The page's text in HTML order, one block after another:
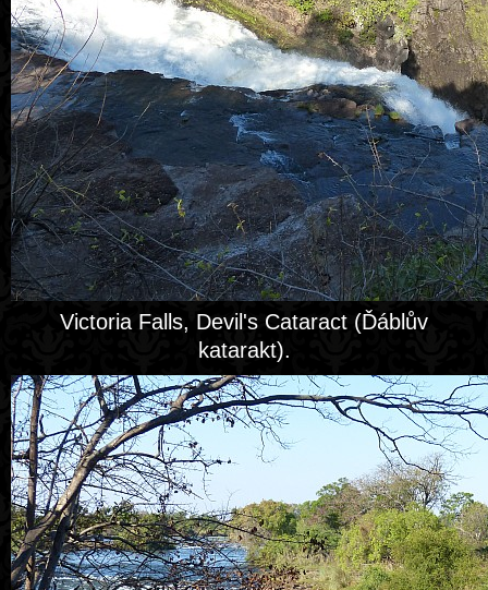
Victoria Falls, Devil's Cataract (Ďáblův
katarakt).